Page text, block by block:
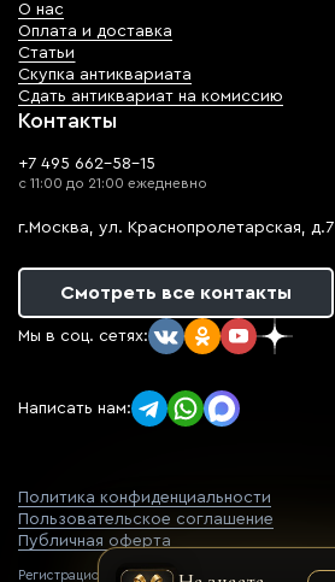
О нас
Оплата и доставка
Статьи
Скупка антиквариата
Сдать антиквариат на комиссию
Контакты
+7 495 662-58-15
с 11:00 до 21:00 ежедневно
г.Москва, ул. Краснопролетарская, д.7
Смотреть все контакты
Мы в соц. сетях:
Написать нам:
Политика конфиденциальности
Пользовательское соглашение
Публичная оферта
Регистрационный номер оператора